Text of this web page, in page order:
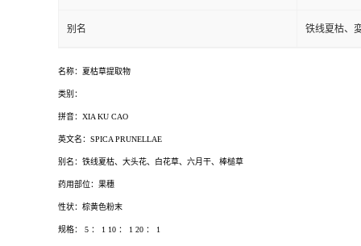
别名 铁线夏枯、
名称：夏枯草提取物
类别：
拼音： XIA KU CAO
英文名： SPICA PRUNELLAE
别名：铁线夏枯、大头花、白花草、六月干、棒槌草
药用部位：果穗
性状：棕黄色粉末
规格： 5 ： 1 10 ： 1 20 ： 1